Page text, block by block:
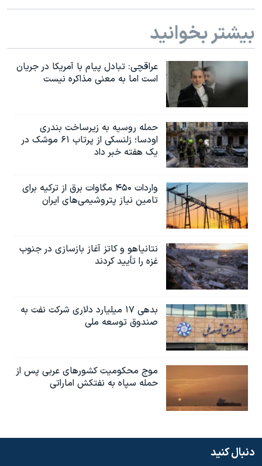
بیشتر بخوانید
عراقچی: تبادل پیام با آمریکا در جریان
است اما به معنی مذاکره نیست
حمله روسیه به زیرساخت بندری
اودسا؛ زلنسکی از پرتاب ۶۱ موشک در
یک هفته خبر داد
واردات ۴۵۰ مگاوات برق از ترکیه برای
تامین نیاز پتروشیمی‌های ایران
نتانیاهو و کاتز آغاز بازسازی در جنوب
غزه را تأیید کردند
بدهی ۱۷ میلیارد دلاری شرکت نفت به
صندوق توسعه ملی
موج محکومیت کشورهای عربی پس از
حمله سپاه به نفتکش اماراتی
دنبال کنید